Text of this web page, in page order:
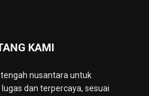
KAMI
nusantara untuk
dan terpercaya, sesuai